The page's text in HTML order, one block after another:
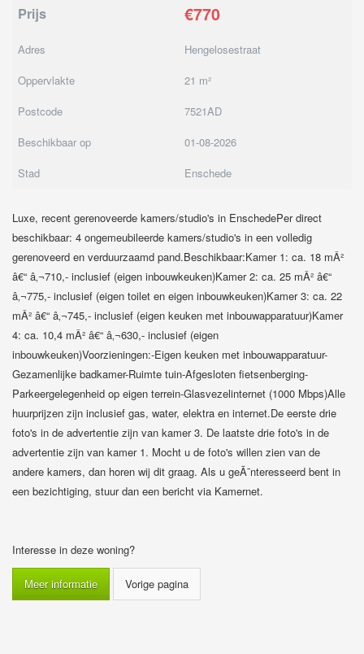
Prijs €770
Adres
Hengelosestraat
Oppervlakte
21 m²
Postcode
7521AD
Beschikbaar op
01-08-2026
Stad
Enschede
Luxe, recent gerenoveerde kamers/studio's in EnschedePer direct
beschikbaar: 4 ongemeubileerde kamers/studio's in een volledig
gerenoveerd en verduurzaamd pand.Beschikbaar:Kamer 1: ca. 18 mÂ²
â€“ â‚¬710,- inclusief (eigen inbouwkeuken)Kamer 2: ca. 25 mÂ² â€“
â‚¬775,- inclusief (eigen toilet en eigen inbouwkeuken)Kamer 3: ca. 22
mÂ² â€“ â‚¬745,- inclusief (eigen keuken met inbouwapparatuur)Kamer
4: ca. 10,4 mÂ² â€“ â‚¬630,- inclusief (eigen
inbouwkeuken)Voorzieningen:-Eigen keuken met inbouwapparatuur-
Gezamenlijke badkamer-Ruimte tuin-Afgesloten fietsenberging-
Parkeergelegenheid op eigen terrein-Glasvezelinternet (1000 Mbps)Alle
huurprijzen zijn inclusief gas, water, elektra en internet.De eerste drie
foto's in de advertentie zijn van kamer 3. De laatste drie foto's in de
advertentie zijn van kamer 1. Mocht u de foto's willen zien van de
andere kamers, dan horen wij dit graag. Als u geÃ¯nteresseerd bent in
een bezichtiging, stuur dan een bericht via Kamernet.
Interesse in deze woning?
Meer informatie